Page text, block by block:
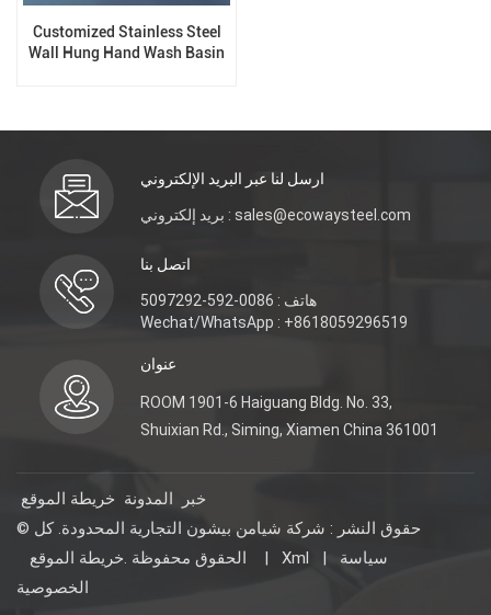
Customized Stainless Steel
Wall Hung Hand Wash Basin
ارسل لنا عبر البريد الإلكتروني
بريد إلكتروني : sales@ecowaysteel.com
اتصل بنا
هاتف : 0086-592-5097292
Wechat/WhatsApp : +8618059296519
عنوان
ROOM 1901-6 Haiguang Bldg. No. 33,
Shuixian Rd., Siming, Xiamen China 361001
خريطة الموقع المدونة
خبر
© حقوق النشر : شركة شيامن بيشون التجارية المحدودة. كل
الحقوق محفوظة .
| Xml |
سياسة
الخصوصية